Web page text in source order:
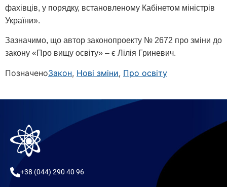
фахівців, у порядку, встановленому Кабінетом міністрів
України».
Зазначимо, що автор законопроекту № 2672 про зміни до
закону «Про вищу освіту» – є Лілія Гриневич.
ПозначеноЗакон, Нові зміни, Про освіту
+38 (044) 290 40 96